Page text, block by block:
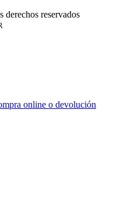
derechos reservados
online o devolución